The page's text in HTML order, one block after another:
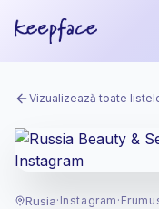
Vizualizează toate
Rusia· Instagram ·